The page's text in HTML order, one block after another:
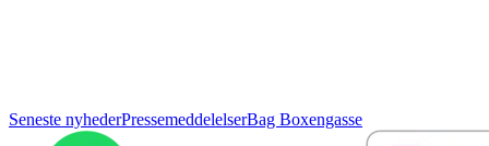
Seneste nyhederPressemeddelelserBag Boxengasse